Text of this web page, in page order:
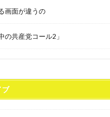
画面が違うの
の共産党コール2」
ブ